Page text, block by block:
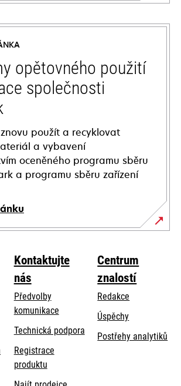
opětovného použití
společnosti
použít a recyklovat
a vybavení
oceněného programu sběru
a programu sběru zařízení
opens
Kontaktujte
nás
Předvolby
komunikace
Technická podporaopens
Registrace
produktu
Centrum
znalostí
Redakce
Úspěchy
Postřehy analytiků